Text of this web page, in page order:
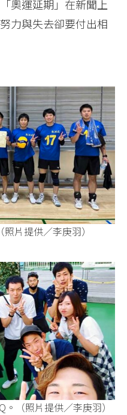
奧運延期」在新聞上
力與失去卻要付出相
片提供／李庚羽）
（照片提供／李庚羽）